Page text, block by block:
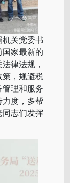
关党委书
家最新的
律法规，
策，规避税
理和服务
度，多帮
志们发挥